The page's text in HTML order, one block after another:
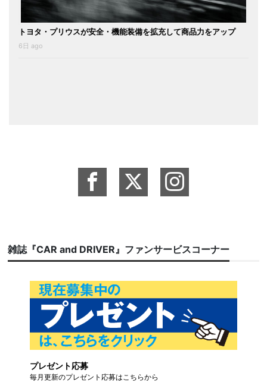
トヨタ・プリウスが安全・機能装備を拡充して商品力をアップ
6日 ago
雑誌『CAR and DRIVER』ファンサービスコーナー
プレゼント応募
毎月更新のプレゼント応募はこちらから